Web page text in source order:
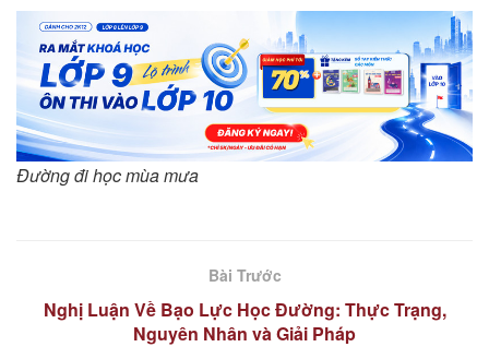
Đường đi học mùa mưa
Bài Trước
Nghị Luận Về Bạo Lực Học Đường: Thực Trạng,
Nguyên Nhân và Giải Pháp